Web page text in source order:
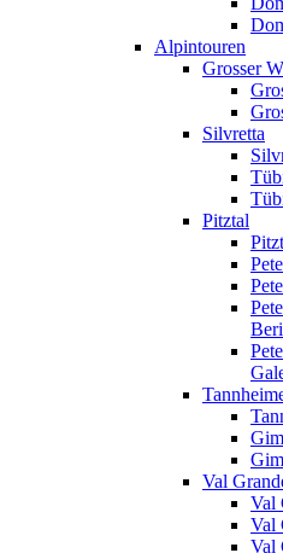
Alpintouren
Grosser
Silvretta
Pitztal
Val
Val
Val
Val